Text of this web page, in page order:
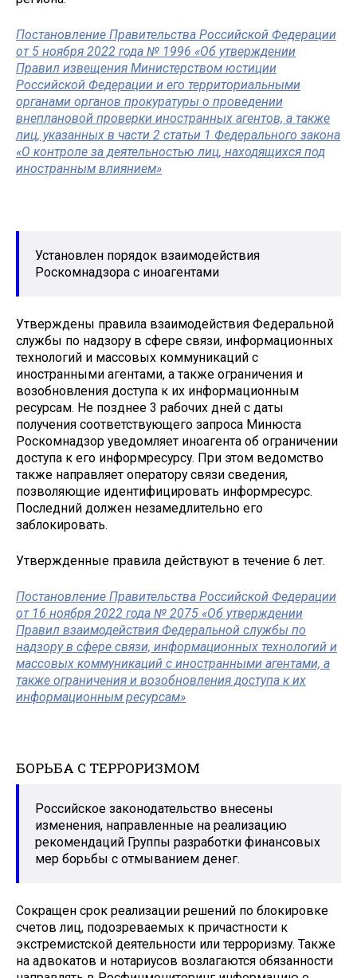
Постановление Правительства Российской Федерации
от 5 ноября 2022 года № 1996 «Об утверждении
Правил извещения Министерством юстиции
Российской Федерации и его территориальными
органами органов прокуратуры о проведении
внеплановой проверки иностранных агентов, а также
лиц, указанных в части 2 статьи 1 Федерального закона
«О контроле за деятельностью лиц, находящихся под
иностранным влиянием»
Установлен порядок взаимодействия
Роскомнадзора с иноагентами
Утверждены правила взаимодействия Федеральной
службы по надзору в сфере связи, информационных
технологий и массовых коммуникаций с
иностранными агентами, а также ограничения и
возобновления доступа к их информационным
ресурсам. Не позднее 3 рабочих дней с даты
получения соответствующего запроса Минюста
Роскомнадзор уведомляет иноагента об ограничении
доступа к его информресурсу. При этом ведомство
также направляет оператору связи сведения,
позволяющие идентифицировать информресурс.
Последний должен незамедлительно его
заблокировать.
Утвержденные правила действуют в течение 6 лет.
Постановление Правительства Российской Федерации
от 16 ноября 2022 года № 2075 «Об утверждении
Правил взаимодействия Федеральной службы по
надзору в сфере связи, информационных технологий и
массовых коммуникаций с иностранными агентами, а
также ограничения и возобновления доступа к их
информационным ресурсам»
БОРЬБА С ТЕРРОРИЗМОМ
Российское законодательство внесены
изменения, направленные на реализацию
рекомендаций Группы разработки финансовых
мер борьбы с отмыванием денег.
Сокращен срок реализации решений по блокировке
счетов лиц, подозреваемых к причастности к
экстремистской деятельности или терроризму. Также
на адвокатов и нотариусов возлагаются обязанности